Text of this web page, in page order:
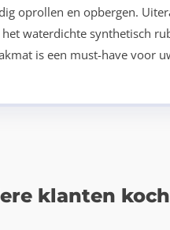
oprollen en opbergen.
waterdichte synthetisch
is een must-have voor
klanten